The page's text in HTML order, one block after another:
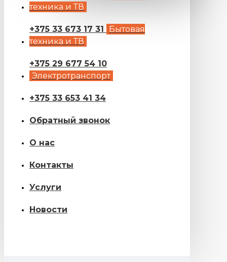
техника и ТВ
+375 33 673 17 31
Бытовая
техника и ТВ
+375 29 677 54 10
Электротранспорт
+375 33 653 41 34
Обратный звонок
О нас
Контакты
Услуги
Новости